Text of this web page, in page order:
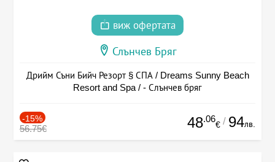
виж офертата
Слънчев Бряг
Дрийм Съни Бийч Резорт § СПА / Dreams Sunny Beach
Resort and Spa / - Слънчев бряг
-15%
56.75€ 48.06
€ / 94лв.